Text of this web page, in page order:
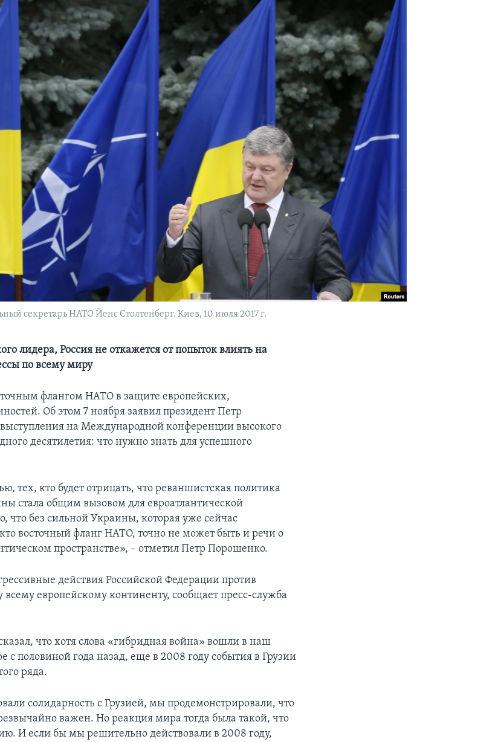
секретарь НАТО Йенс Столтенберг. Киев, 10 июля 2017 г.
лидера, Россия не откажется от попыток влиять на
по всему миру
флангом НАТО в защите европейских,
Об этом 7 ноября заявил президент Петр
на Международной конференции высокого
десятилетия: что нужно знать для успешного
тех, кто будет отрицать, что реваншистская политика
стала общим вызовом для евроатлантической
что без сильной Украины, которая уже сейчас
восточный фланг НАТО, точно не может быть и речи о
пространстве», – отметил Петр Порошенко.
действия Российской Федерации против
всему европейскому континенту, сообщает пресс-служба
что хотя слова «гибридная война» вошли в наш
с половиной года назад, еще в 2008 году события в Грузии
ряда.
солидарность с Грузией, мы продемонстрировали, что
важен. Но реакция мира тогда была такой, что
И если бы мы решительно действовали в 2008 году,